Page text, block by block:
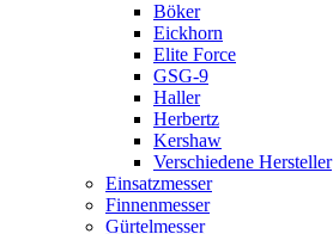
Böker
Eickhorn
Elite Force
GSG-9
Haller
Herbertz
Kershaw
Verschiedene Hersteller
Einsatzmesser
Finnenmesser
Gürtelmesser